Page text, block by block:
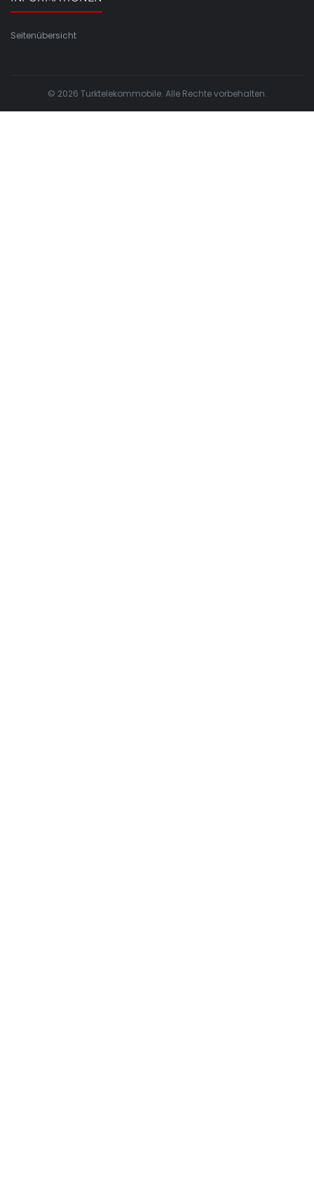
Seitenübersicht
© 2026 Turktelekommobile. Alle Rechte vorbehalten.